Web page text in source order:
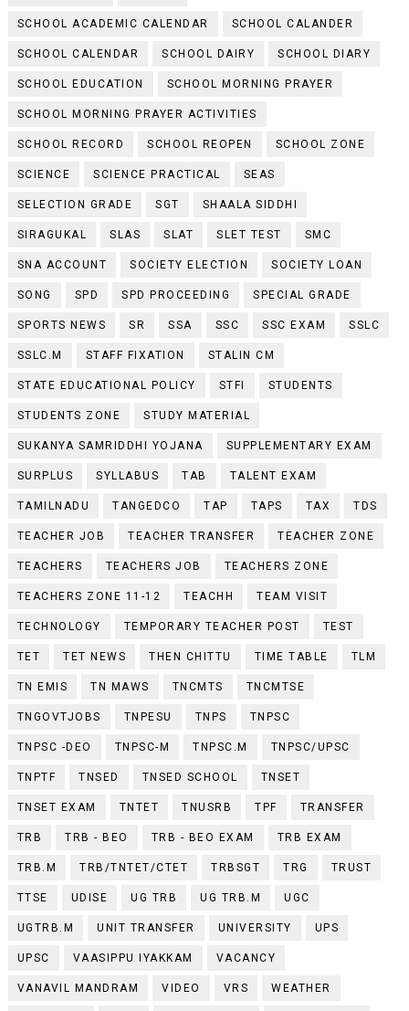
SCHOOL ACADEMIC CALENDAR SCHOOL CALANDER
SCHOOL CALENDAR SCHOOL DAIRY SCHOOL DIARY
SCHOOL EDUCATION SCHOOL MORNING PRAYER
SCHOOL MORNING PRAYER ACTIVITIES
SCHOOL RECORD SCHOOL REOPEN SCHOOL ZONE
SCIENCE SCIENCE PRACTICAL SEAS
SELECTION GRADE SGT SHAALA SIDDHI
SIRAGUKAL SLAS SLAT SLET TEST SMC
SNA ACCOUNT SOCIETY ELECTION SOCIETY LOAN
SONG SPD SPD PROCEEDING SPECIAL GRADE
SPORTS NEWS SR SSA SSC SSC EXAM SSLC
SSLC.M STAFF FIXATION STALIN CM
STATE EDUCATIONAL POLICY STFI STUDENTS
STUDENTS ZONE STUDY MATERIAL
SUKANYA SAMRIDDHI YOJANA SUPPLEMENTARY EXAM
SURPLUS SYLLABUS TAB TALENT EXAM
TAMILNADU TANGEDCO TAP TAPS TAX TDS
TEACHER JOB TEACHER TRANSFER TEACHER ZONE
TEACHERS TEACHERS JOB TEACHERS ZONE
TEACHERS ZONE 11-12 TEACHH TEAM VISIT
TECHNOLOGY TEMPORARY TEACHER POST TEST
TET TET NEWS THEN CHITTU TIME TABLE TLM
TN EMIS TN MAWS TNCMTS TNCMTSE
TNGOVTJOBS TNPESU TNPS TNPSC
TNPSC -DEO TNPSC-M TNPSC.M TNPSC/UPSC
TNPTF TNSED TNSED SCHOOL TNSET
TNSET EXAM TNTET TNUSRB TPF TRANSFER
TRB TRB - BEO TRB - BEO EXAM TRB EXAM
TRB.M TRB/TNTET/CTET TRBSGT TRG TRUST
TTSE UDISE UG TRB UG TRB.M UGC
UGTRB.M UNIT TRANSFER UNIVERSITY UPS
UPSC VAASIPPU IYAKKAM VACANCY
VANAVIL MANDRAM VIDEO VRS WEATHER